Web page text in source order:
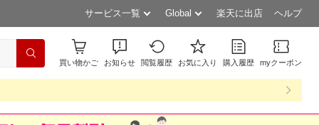
サービス一覧 Global 楽天に出店 ヘルプ
買い物かご お知らせ 閲覧履歴 お気に入り 購入履歴 myクーポン